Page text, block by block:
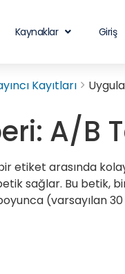
Kaynaklar Giriş
Kayıtları
A/B
etiket arasında
sağlar. Bu betik,
(varsayılan